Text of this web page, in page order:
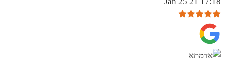
17:18 21 Jan 25